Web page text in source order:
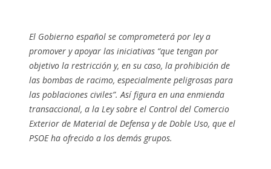
El Gobierno español se comprometerá por ley a
promover y apoyar las iniciativas “que tengan por
objetivo la restricción y, en su caso, la prohibición de
las bombas de racimo, especialmente peligrosas para
las poblaciones civiles”. Así figura en una enmienda
transaccional, a la Ley sobre el Control del Comercio
Exterior de Material de Defensa y de Doble Uso, que el
PSOE ha ofrecido a los demás grupos.